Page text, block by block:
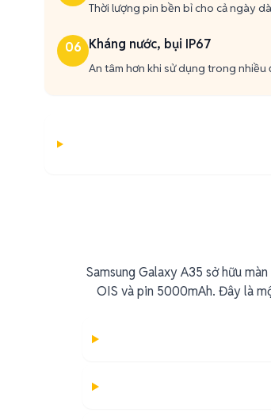
Thời lượng pin bền bỉ cho cả ngày
06 Kháng nước, bụi IP67
An tâm hơn khi sử dụng trong nhiều
Samsung Galaxy A35 sở hữu
OIS và pin 5000mAh. Đây là